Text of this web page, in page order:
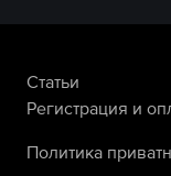
Статьи
Регистрация и
Политика